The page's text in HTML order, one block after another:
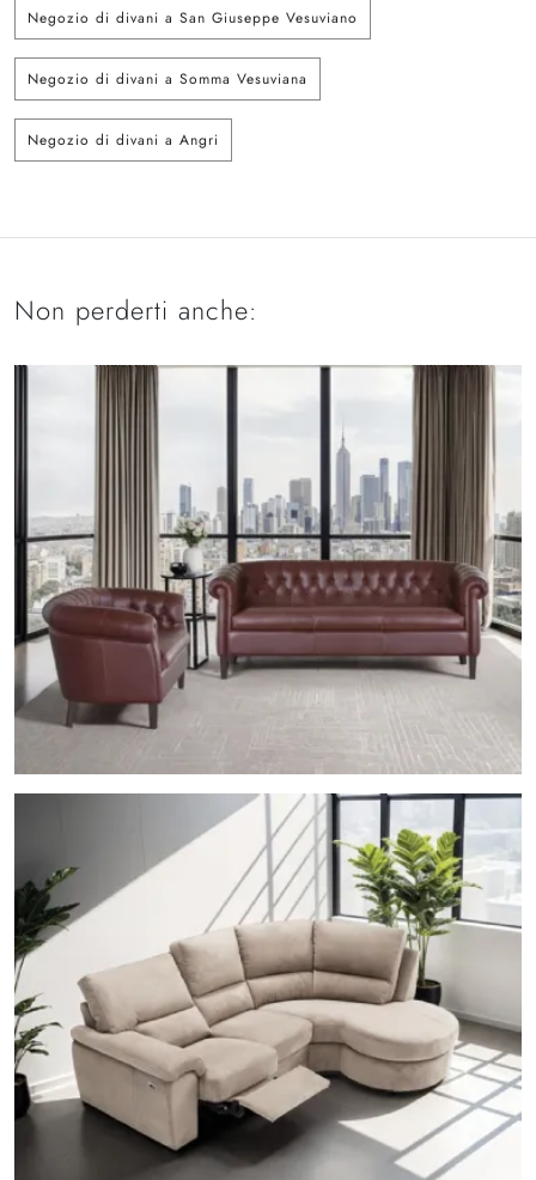
Negozio di divani a San Giuseppe Vesuviano
Negozio di divani a Somma Vesuviana
Negozio di divani a Angri
Non perderti anche: